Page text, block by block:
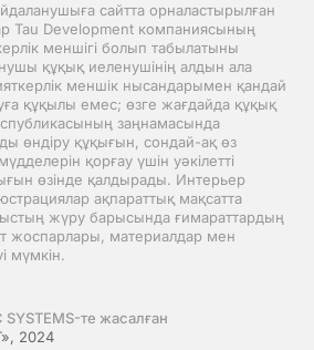
сайтта орналастырылған
Tau Development компаниясының
меншігі болып табылатыны
құқық иеленушінің алдын ала
меншік нысандарымен қандай
құқылы емес; өзге жағдайда құқық
заңнамасында
өндіру құқығын, сондай-ақ өз
қорғау үшін уәкілетті
өзінде қалдырады. Интерьер
ақпараттық мақсатта
жүру барысында ғимараттардың
жоспарлары, материалдар мен
мүмкін.
SYSTEMS-те жасалған
2024